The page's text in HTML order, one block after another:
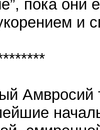
пока
и
Амвросий